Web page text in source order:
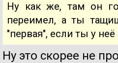
Ну как же, там он
переимел, а ты
"первая", если ты у неё
Ну это скорее не